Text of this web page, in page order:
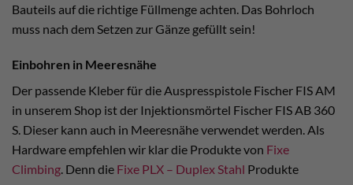
Bauteils auf die richtige Füllmenge achten. Das Bohrloch
muss nach dem Setzen zur Gänze gefüllt sein!
Einbohren in Meeresnähe
Der passende Kleber für die Auspresspistole Fischer FIS AM
in unserem Shop ist der Injektionsmörtel Fischer FIS AB 360
S. Dieser kann auch in Meeresnähe verwendet werden. Als
Hardware empfehlen wir klar die Produkte von Fixe
Climbing. Denn die Fixe PLX – Duplex Stahl Produkte